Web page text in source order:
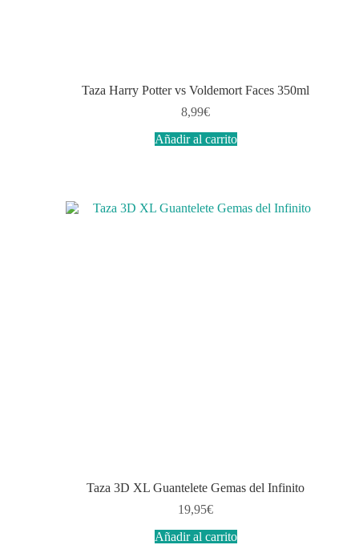
Taza Harry Potter vs Voldemort Faces 350ml
8,99€
Añadir al carrito
Taza 3D XL Guantelete Gemas del Infinito
19,95€
Añadir al carrito